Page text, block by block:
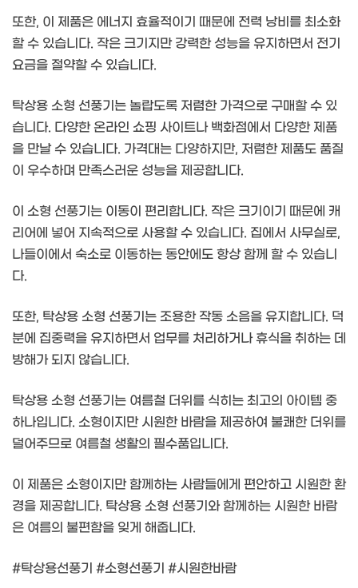
또한, 이 제품은 에너지 효율적이기 때문에 전력 낭비를 최소화
할 수 있습니다. 작은 크기지만 강력한 성능을 유지하면서 전기
요금을 절약할 수 있습니다.
탁상용 소형 선풍기는 놀랍도록 저렴한 가격으로 구매할 수 있
습니다. 다양한 온라인 쇼핑 사이트나 백화점에서 다양한 제품
을 만날 수 있습니다. 가격대는 다양하지만, 저렴한 제품도 품질
이 우수하며 만족스러운 성능을 제공합니다.
이 소형 선풍기는 이동이 편리합니다. 작은 크기이기 때문에 캐
리어에 넣어 지속적으로 사용할 수 있습니다. 집에서 사무실로,
나들이에서 숙소로 이동하는 동안에도 항상 함께 할 수 있습니
다.
또한, 탁상용 소형 선풍기는 조용한 작동 소음을 유지합니다. 덕
분에 집중력을 유지하면서 업무를 처리하거나 휴식을 취하는 데
방해가 되지 않습니다.
탁상용 소형 선풍기는 여름철 더위를 식히는 최고의 아이템 중
하나입니다. 소형이지만 시원한 바람을 제공하여 불쾌한 더위를
덜어주므로 여름철 생활의 필수품입니다.
이 제품은 소형이지만 함께하는 사람들에게 편안하고 시원한 환
경을 제공합니다. 탁상용 소형 선풍기와 함께하는 시원한 바람
은 여름의 불편함을 잊게 해줍니다.
#탁상용선풍기 #소형선풍기 #시원한바람